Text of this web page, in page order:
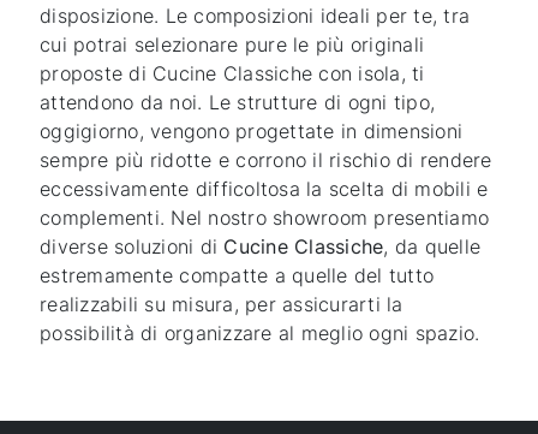
disposizione. Le composizioni ideali per te, tra
cui potrai selezionare pure le più originali
proposte di Cucine Classiche con isola, ti
attendono da noi. Le strutture di ogni tipo,
oggigiorno, vengono progettate in dimensioni
sempre più ridotte e corrono il rischio di rendere
eccessivamente difficoltosa la scelta di mobili e
complementi. Nel nostro showroom presentiamo
diverse soluzioni di Cucine Classiche, da quelle
estremamente compatte a quelle del tutto
realizzabili su misura, per assicurarti la
possibilità di organizzare al meglio ogni spazio.